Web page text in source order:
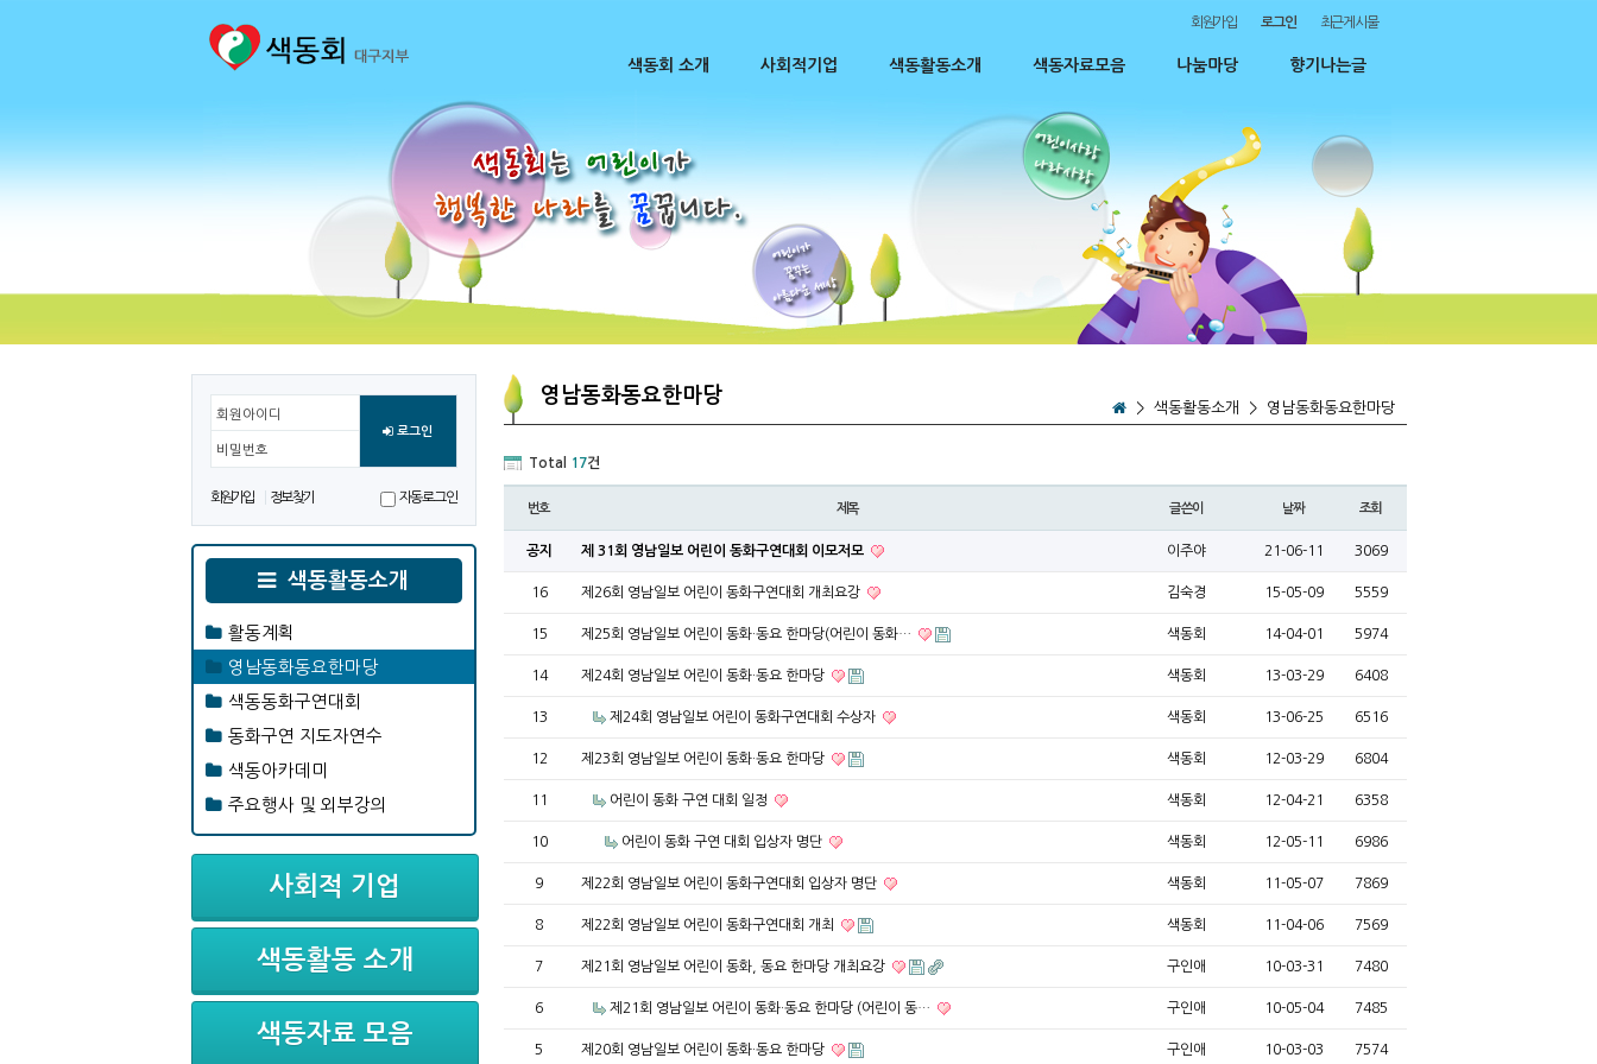
회원가입 로그인 최근게시물
색동회 소개 사회적기업 색동활동소개 색동자료모음 나눔마당 향기나는글
회원아이디
비밀번호
로그인
회원가입 정보찾기 자동로그인
색동활동소개
활동계획
영남동화동요한마당
색동동화구연대회
동화구연 지도자연수
색동아카데미
주요행사 및 외부강의
사회적 기업
색동활동 소개
색동자료 모음
영남동화동요한마당
> 색동활동소개 > 영남동화동요한마당
Total 17건
번호 제목 글쓴이 날짜 조회
공지 제 31회 영남일보 어린이 동화구연대회 이모저모 이주야 21-06-11 3069
16 제26회 영남일보 어린이 동화구연대회 개최요강 김숙경 15-05-09 5559
15 제25회 영남일보 어린이 동화·동요 한마당(어린이 동화… 색동회 14-04-01 5974
14 제24회 영남일보 어린이 동화·동요 한마당 색동회 13-03-29 6408
13 제24회 영남일보 어린이 동화구연대회 수상자 색동회 13-06-25 6516
12 제23회 영남일보 어린이 동화·동요 한마당 색동회 12-03-29 6804
11 어린이 동화 구연 대회 일정 색동회 12-04-21 6358
10 어린이 동화 구연 대회 입상자 명단 색동회 12-05-11 6986
9 제22회 영남일보 어린이 동화구연대회 입상자 명단 색동회 11-05-07 7869
8 제22회 영남일보 어린이 동화구연대회 개최 색동회 11-04-06 7569
7 제21회 영남일보 어린이 동화, 동요 한마당 개최요강 구인애 10-03-31 7480
6 제21회 영남일보 어린이 동화·동요 한마당 (어린이 동… 구인애 10-05-04 7485
5 제20회 영남일보 어린이 동화·동요 한마당 구인애 10-03-03 7574